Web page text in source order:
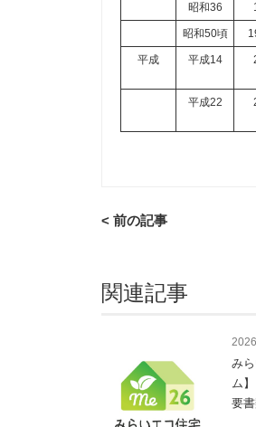
昭和36
昭和50頃
平成 平成14
平成22
< 前の記事
関連記事
み
ム
要